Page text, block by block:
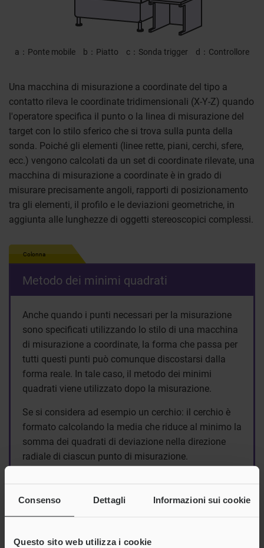
Consenso Dettagli Informazioni sui cookie
Questo sito web utilizza i cookie
a Ponte mobile b Piatto c Sonda trigger d Controllore
Una macchina di misurazione a coordinate del tipo a
contatto rileva le coordinate tridimensionali (X-Y-Z) quando
l'operatore specifica il punto o la linea di misurazione del
target con lo stilo sferico che si trova sulla punta della
sonda. Poiché gli elementi (linee rette, piani, cerchi, sfere,
ecc.) vengono calcolati da un set di coordinate rilevate, una
macchina di misurazione a coordinate è in grado di
misurare precisamente angoli, rapporti di posizionamento
tra gli elementi, il profilo e le deviazioni geometriche, in
aggiunta alle lunghezze di oggetti stereoscopici complessi.
Colonna
Metodo dei minimi quadrati
Anche quando i punti necessari per la misurazione
sono specificati utilizzando lo stilo di una macchina
di misurazione a coordinate, la forma che passa per
tutti questi punti può comunque discostarsi dalla
forma reale. In tale caso, il metodo dei minimi
quadrati viene utilizzato dopo la misurazione.
Se si considera ad esempio un cerchio: il cerchio è
formato calcolando la media che riduce al minimo la
somma dei quadrati di deviazione nella direzione
radiale di ciascun punto di misurazione.